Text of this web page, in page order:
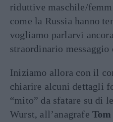
riduttive maschile/
come la Russia hanno
vogliamo parlarvi
straordinario
Iniziamo allora con il
chiarire alcuni dettagli
“mito” da sfatare su di
Wurst, all’anagrafe